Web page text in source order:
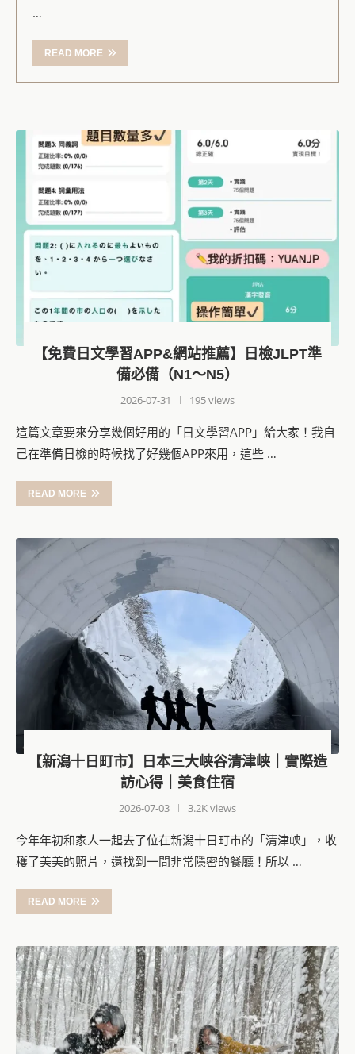
…
READ MORE
【免費日文學習APP&網站推薦】日檢JLPT準
備必備（N1～N5）
2026-07-31 195 views
這篇文章要來分享幾個好用的「日文學習APP」給大家！我自
己在準備日檢的時候找了好幾個APP來用，這些 …
READ MORE
【新潟十日町市】日本三大峡谷清津峡｜實際造
訪心得｜美食住宿
2026-07-03 3.2K views
今年年初和家人一起去了位在新潟十日町市的「清津峡」，收
穫了美美的照片，還找到一間非常隱密的餐廳！所以 …
READ MORE